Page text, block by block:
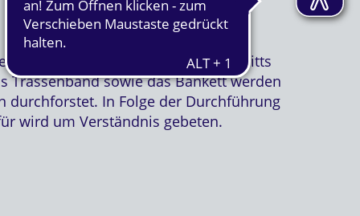
im Bereich des Abschnitts
Trassenband sowie das Bankett werden
durchforstet. In Folge der Durchführung
wird um Verständnis gebeten.